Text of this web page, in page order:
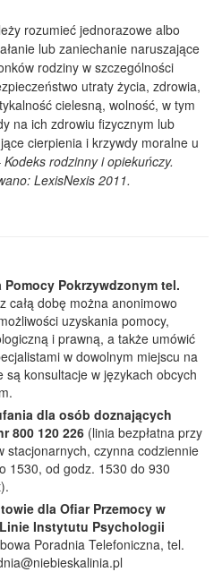
rozumieć jednorazowe albo
lub zaniechanie naruszające
rodziny w szczególności
utraty życia, zdrowia,
cielesną, wolność, w tym
na ich zdrowiu fizycznym lub
cierpienia i krzywdy moralne u
Kodeks rodzinny i opiekuńczy.
LexisNexis 2011.
Pokrzywdzonym tel.
całą dobę można anonimowo
uzyskania pomocy,
i prawną, a także umówić
w dowolnym miejscu na
są konsultacje w językach obcych
dla osób doznających
800 120 226 (linia bezpłatna przy
stacjonarnych, czynna codziennie
1530, od godz. 1530 do 930
dla Ofiar Przemocy w
Instytutu Psychologii
Poradnia Telefoniczna, tel.